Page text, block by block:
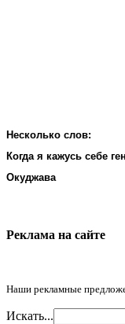
Несколько слов:
Когда я кажусь себе
Окуджава
Реклама на cайте
Наши рекламные
Искать...